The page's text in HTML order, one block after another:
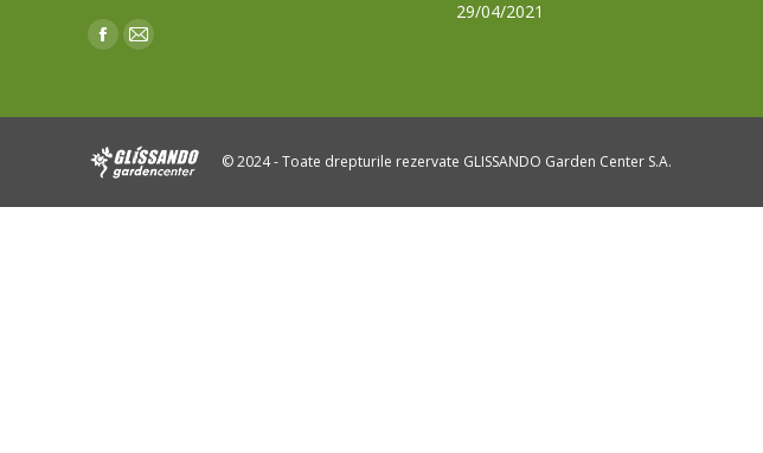
Find us on:
Facebook
new
Mail
new
29/04/2021
© 2024 - Toate drepturile rezervate GLISSANDO Garden Center S.A.